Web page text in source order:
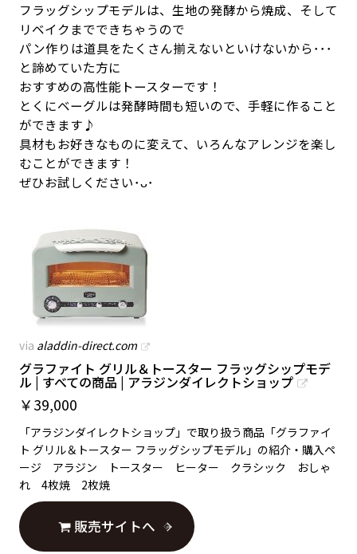
フラッグシップモデルは、生地の発酵から焼成、そして
リベイクまでできちゃうので
パン作りは道具をたくさん揃えないといけないから･･･
と諦めていた方に
おすすめの高性能トースターです！
とくにベーグルは発酵時間も短いので、手軽に作ること
ができます♪
具材もお好きなものに変えて、いろんなアレンジを楽し
むことができます！
ぜひお試しください･ᴗ･
via aladdin-direct.com
グラファイト グリル＆トースター フラッグシップモデ
ル | すべての商品 | アラジンダイレクトショップ
￥39,000
「アラジンダイレクトショップ」で取り扱う商品「グラファイ
ト グリル＆トースター フラッグシップモデル」の紹介・購入ペ
ージ アラジン トースター ヒーター クラシック おしゃ
れ 4枚焼 2枚焼
販売サイトへ